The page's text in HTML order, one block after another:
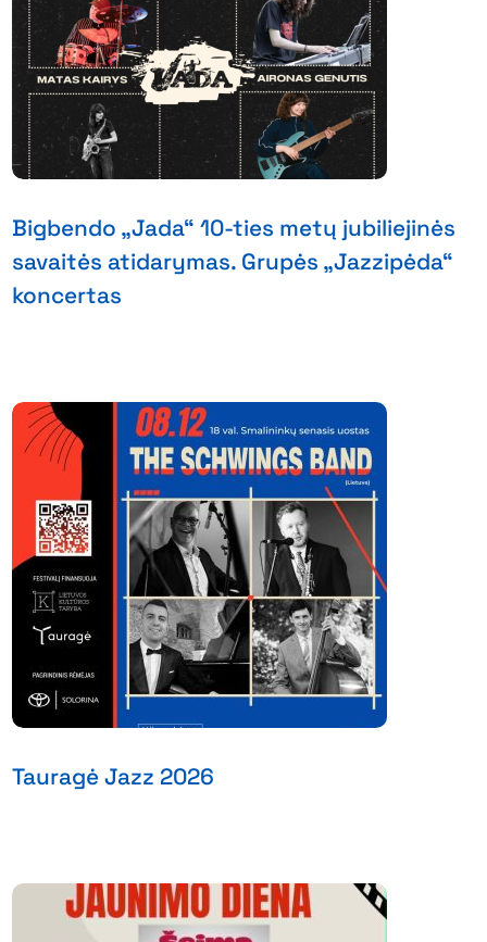
Bigbendo „Jada“ 10-ties metų jubiliejinės
savaitės atidarymas. Grupės „Jazzipėda“
koncertas
Tauragė Jazz 2026